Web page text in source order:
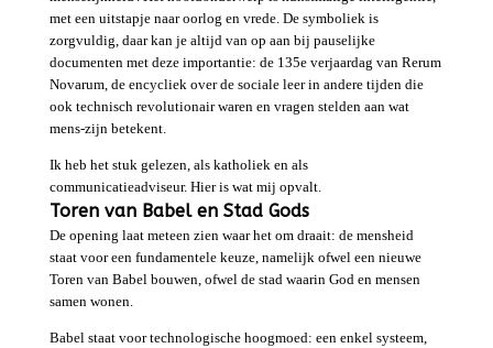
met een uitstapje naar oorlog en vrede. De symboliek is
zorgvuldig, daar kan je altijd van op aan bij pauselijke
documenten met deze importantie: de 135e verjaardag van Rerum
Novarum, de encycliek over de sociale leer in andere tijden die
ook technisch revolutionair waren en vragen stelden aan wat
mens-zijn betekent.
Ik heb het stuk gelezen, als katholiek en als
communicatieadviseur. Hier is wat mij opvalt.
Toren van Babel en Stad Gods
De opening laat meteen zien waar het om draait: de mensheid
staat voor een fundamentele keuze, namelijk ofwel een nieuwe
Toren van Babel bouwen, ofwel de stad waarin God en mensen
samen wonen.
Babel staat voor technologische hoogmoed: een enkel systeem,